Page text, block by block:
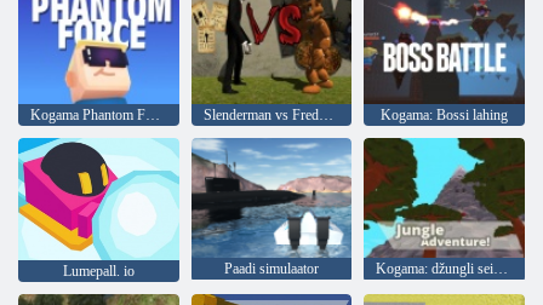
Kogama Phantom Force Slenderman vs Freddy fazbear Kogama: Bossi lahing
Lumepall. io Paadi simulaator Kogama: džungli seiklus